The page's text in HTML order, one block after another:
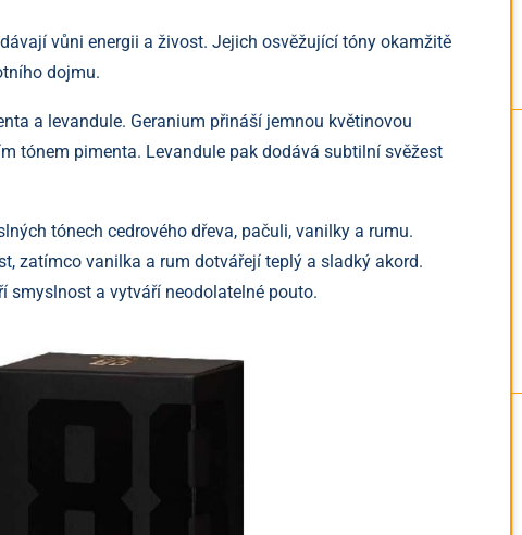
vůni energii a živost. Jejich osvěžující tóny okamžitě
dojmu.
a levandule. Geranium přináší jemnou květinovou
tónem pimenta. Levandule pak dodává subtilní svěžest
tónech cedrového dřeva, pačuli, vanilky a rumu.
zatímco vanilka a rum dotvářejí teplý a sladký akord.
smyslnost a vytváří neodolatelné pouto.